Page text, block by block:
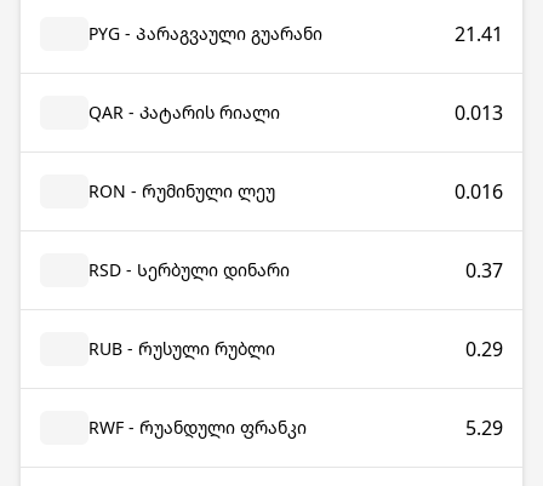
PYG - Პარაგვაული გუარანი 21.41
QAR - Კატარის რიალი 0.013
RON - Რუმინული ლეუ 0.016
RSD - Სერბული დინარი 0.37
RUB - Რუსული რუბლი 0.29
RWF - Რუანდული ფრანკი 5.29